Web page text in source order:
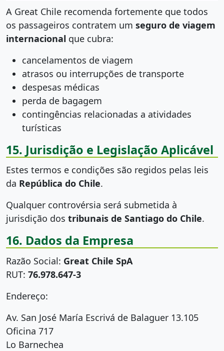
A Great Chile recomenda fortemente que todos
os passageiros contratem um seguro de viagem
internacional que cubra:
cancelamentos de viagem
atrasos ou interrupções de transporte
despesas médicas
perda de bagagem
contingências relacionadas a atividades
turísticas
15. Jurisdição e Legislação Aplicável
Estes termos e condições são regidos pelas leis
da República do Chile.
Qualquer controvérsia será submetida à
jurisdição dos tribunais de Santiago do Chile.
16. Dados da Empresa
Razão Social: Great Chile SpA
RUT: 76.978.647-3
Endereço:
Av. San José María Escrivá de Balaguer 13.105
Oficina 717
Lo Barnechea